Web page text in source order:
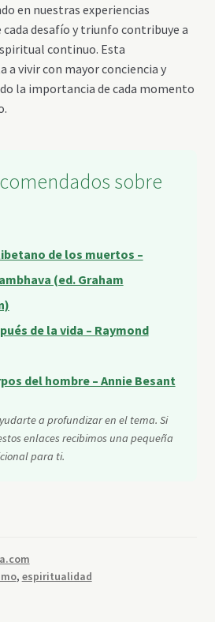
en nuestras experiencias
cada desafío y triunfo contribuye a
continuo. Esta
a vivir con mayor conciencia y
la importancia de cada momento
sobre
de los muertos –
(ed. Graham
de la vida – Raymond
del hombre – Annie Besant
a profundizar en el tema. Si
enlaces recibimos una pequeña
para ti.
, espiritualidad